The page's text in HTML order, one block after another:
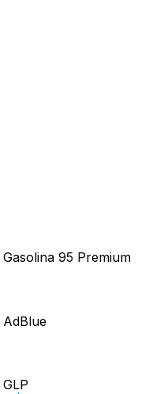
Gasolina 95 Premium
AdBlue
GLP